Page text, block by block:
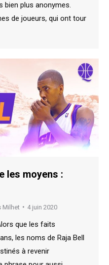
bien plus anonymes.
de joueurs, qui ont tour
les moyens :
Milhet 4 juin 2020
que les faits
les noms de Raja Bell
à revenir